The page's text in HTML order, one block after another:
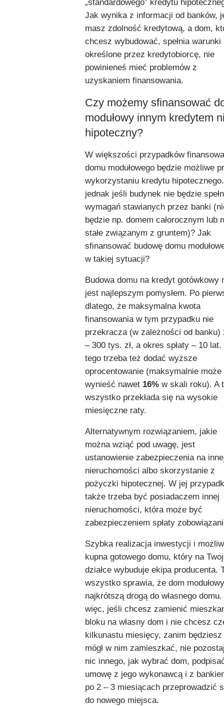
„standardowego” kredytu
Jak wynika z informacji od banków,
masz zdolność kredytową, a dom,
chcesz wybudować, spełnia warunki
określone przez kredytobiorcę, nie
powinieneś mieć problemów z
uzyskaniem finansowania.
Czy możemy sfinansować
modułowy innym kredytem
hipoteczny?
W większości przypadków
domu modułowego będzie możliwe
wykorzystaniu kredytu
jednak jeśli budynek nie będzie
wymagań stawianych przez banki
będzie np. domem całorocznym lub
stałe związanym z gruntem)? Jak
sfinansować budowę domu
w takiej sytuacji?
Budowa domu na kredyt gotówkowy
jest najlepszym pomysłem. Po
dlatego, że maksymalna kwota
finansowania w tym przypadku nie
przekracza (w zależności od banku)
– 300 tys. zł, a okres spłaty – 10 lat.
tego trzeba też dodać wyższe
oprocentowanie (maksymalnie może
wynieść nawet 16% w skali roku). A
wszystko przekłada się na wysokie
miesięczne raty.
Alternatywnym rozwiązaniem, jakie
można wziąć pod uwagę, jest
ustanowienie zabezpieczenia na
nieruchomości albo skorzystanie z
pożyczki hipotecznej. W jej
także trzeba być posiadaczem innej
nieruchomości, która może być
zabezpieczeniem spłaty
Szybka realizacja inwestycji i
kupna gotowego domu, który na
działce wybuduje ekipa producenta.
wszystko sprawia, że dom
najkrótszą drogą do własnego domu.
więc, jeśli chcesz zamienić
bloku na własny dom i nie chcesz
kilkunastu miesięcy, zanim będziesz
mógł w nim zamieszkać, nie
nic innego, jak wybrać dom,
umowę z jego wykonawcą i z
po 2 – 3 miesiącach przeprowadzić
do nowego miejsca.